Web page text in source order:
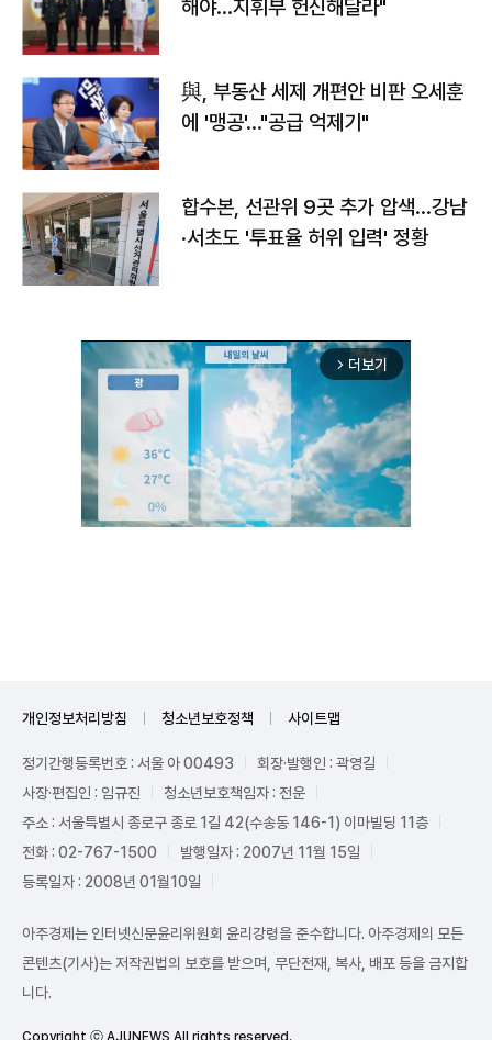
해야…지휘부 헌신해달라"
與, 부동산 세제 개편안 비판 오세훈
에 '맹공'…"공급 억제기"
합수본, 선관위 9곳 추가 압색…강남
·서초도 '투표율 허위 입력' 정황
arrow_forward_ios 더보기
개인정보처리방침 청소년보호정책 사이트맵
정기간행등록번호 : 서울 아 00493
회장·발행인 : 곽영길
사장·편집인 : 임규진
청소년보호책임자 : 전운
주소 : 서울특별시 종로구 종로 1길 42(수송동 146-1) 이마빌딩 11층
전화 : 02-767-1500
발행일자 : 2007년 11월 15일
등록일자 : 2008년 01월10일
아주경제는 인터넷신문윤리위원회 윤리강령을 준수합니다. 아주경제의 모든
콘텐츠(기사)는 저작권법의 보호를 받으며, 무단전재, 복사, 배포 등을 금지합
니다.
Copyright ⓒ AJUNEWS All rights reserved.